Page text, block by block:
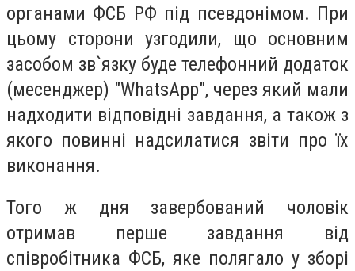
органами ФСБ РФ під псевдонімом. При
цьому сторони узгодили, що основним
засобом зв`язку буде телефонний додаток
(месенджер) "WhatsApp", через який мали
надходити відповідні завдання, а також з
якого повинні надсилатися звіти про їх
виконання.
Того ж дня завербований чоловік
отримав перше завдання від
співробітника ФСБ, яке полягало у зборі